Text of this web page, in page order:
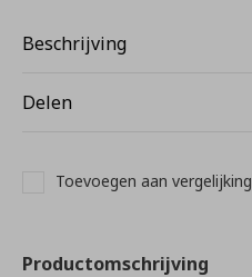
Beschrijving
Delen
Toevoegen aan vergelijking
Productomschrijving